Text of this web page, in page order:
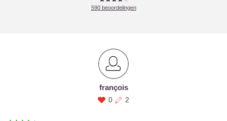
590beoordelingen
françois
0 2